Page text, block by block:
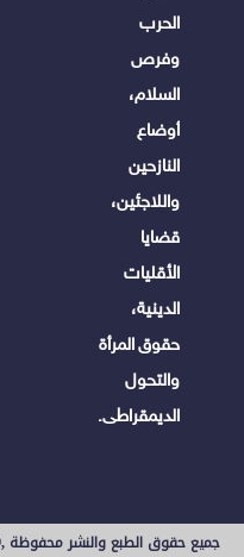
الحرب
وفرص
السلام،
أوضاع
النازحين
واللاجئين،
قضايا
الأقليات
الدينية،
حقوق المرأة
والتحول
الديمقراطى.
جميع حقوق الطبع والنشر محفوظة ,2019- 2026 © لجبراكة نيوز